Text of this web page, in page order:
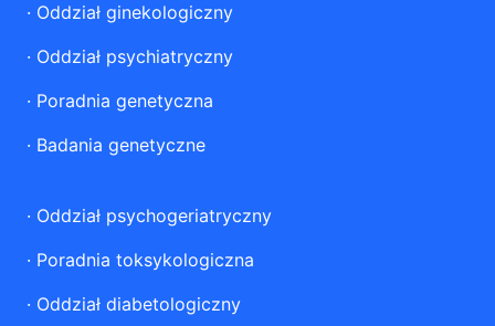
· Oddział ginekologiczny
· Oddział psychiatryczny
· Poradnia genetyczna
· Badania genetyczne
· Oddział psychogeriatryczny
· Poradnia toksykologiczna
· Oddział diabetologiczny